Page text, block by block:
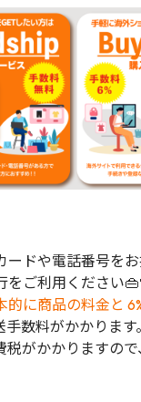
ドや電話番号をお
をご利用ください
的に商品の料金と
手数料がかかりま
税がかかりますの